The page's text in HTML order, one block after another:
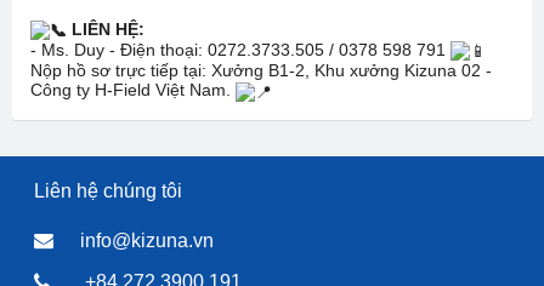
LIÊN HỆ:
- Ms. Duy - Điện thoại: 0272.3733.505 / 0378 598 791
Nộp hồ sơ trực tiếp tại: Xưởng B1-2, Khu xưởng Kizuna 02 -
Công ty H-Field Việt Nam.
Liên hệ chúng tôi
info@kizuna.vn
+84 272 3900 191